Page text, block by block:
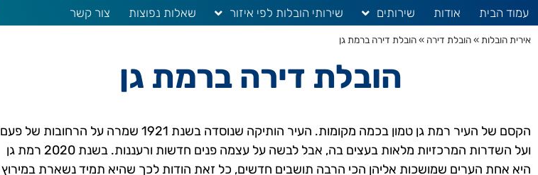
עמוד הבית אודות שירותים שירותי הובלות לפי איזור שאלות נפוצות צור קשר
אירית הובלות »הובלת דירה »הובלת דירה ברמת גן
הובלת דירה ברמת גן
הקסם של העיר רמת גן טמון בכמה מקומות. העיר הותיקה שנוסדה בשנת 1921 שמרה על הרחובות של פעם
ועל השדרות המרכזיות מלאות בעצים בה, אבל לבשה על עצמה פנים חדשות ורעננות. בשנת 2020 רמת גן
היא אחת הערים שמושכות אליהן הכי הרבה תושבים חדשים, כל זאת הודות לכך שהיא תמיד נשארת במירוץ